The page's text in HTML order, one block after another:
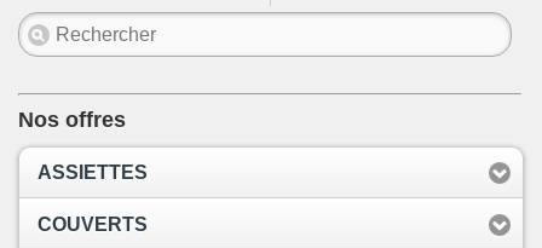
Nos offres
ASSIETTES
COUVERTS